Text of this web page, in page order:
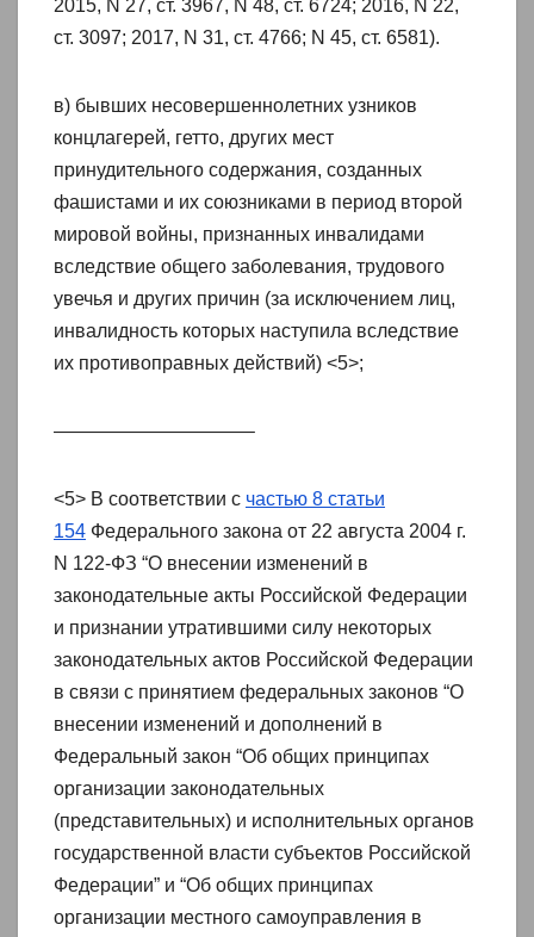
2015, N 27, ст. 3967, N 48, ст. 6724; 2016, N 22,
ст. 3097; 2017, N 31, ст. 4766; N 45, ст. 6581).
в) бывших несовершеннолетних узников
концлагерей, гетто, других мест
принудительного содержания, созданных
фашистами и их союзниками в период второй
мировой войны, признанных инвалидами
вследствие общего заболевания, трудового
увечья и других причин (за исключением лиц,
инвалидность которых наступила вследствие
их противоправных действий) <5>;
——————————–
<5> В соответствии с частью 8 статьи
154 Федерального закона от 22 августа 2004 г.
N 122-ФЗ “О внесении изменений в
законодательные акты Российской Федерации
и признании утратившими силу некоторых
законодательных актов Российской Федерации
в связи с принятием федеральных законов “О
внесении изменений и дополнений в
Федеральный закон “Об общих принципах
организации законодательных
(представительных) и исполнительных органов
государственной власти субъектов Российской
Федерации” и “Об общих принципах
организации местного самоуправления в